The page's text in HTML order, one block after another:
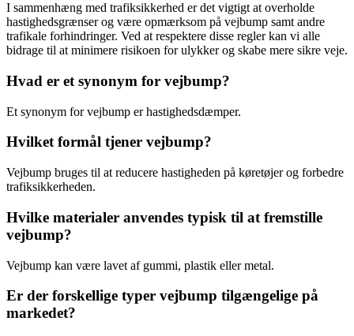
I sammenhæng med trafiksikkerhed er det vigtigt at overholde
hastighedsgrænser og være opmærksom på vejbump samt andre
trafikale forhindringer. Ved at respektere disse regler kan vi alle
bidrage til at minimere risikoen for ulykker og skabe mere sikre veje.
Hvad er et synonym for vejbump?
Et synonym for vejbump er hastighedsdæmper.
Hvilket formål tjener vejbump?
Vejbump bruges til at reducere hastigheden på køretøjer og forbedre
trafiksikkerheden.
Hvilke materialer anvendes typisk til at fremstille
vejbump?
Vejbump kan være lavet af gummi, plastik eller metal.
Er der forskellige typer vejbump tilgængelige på
markedet?